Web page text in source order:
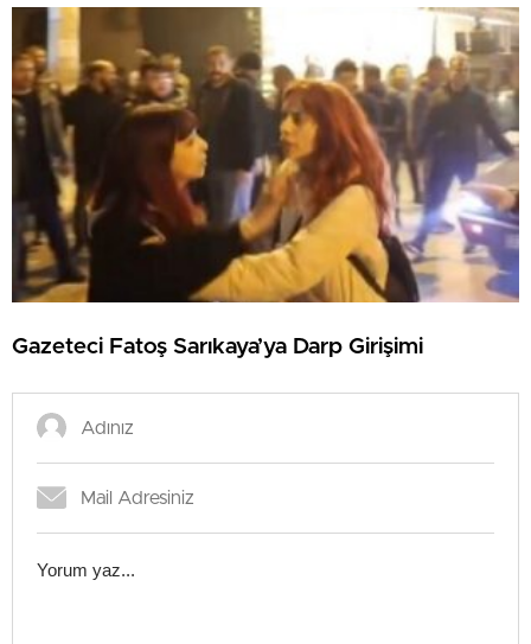
Gazeteci Fatoş Sarıkaya’ya Darp Girişimi